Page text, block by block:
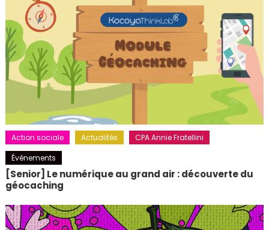
Action sociale Actualités
CPA Annie Fratellini
Événements
[Senior] Le numérique au grand air : découverte du
géocaching